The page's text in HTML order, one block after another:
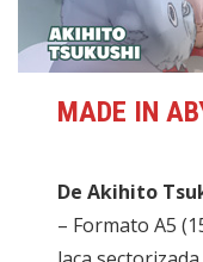
MADE IN
De Akihito
– Formato A5